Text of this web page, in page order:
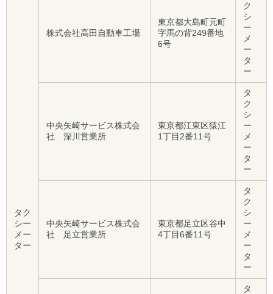
タク
シー
メー
ター
株式会社高田自動車工場
東京都大島町元町
字馬の背249番地
6号
ク
シ
ー
メ
ー
タ
ー
中央矢崎サービス株式会
社 深川営業所
東京都江東区猿江
1丁目2番11号
タ
ク
シ
ー
メ
ー
タ
ー
中央矢崎サービス株式会
社 足立営業所
東京都足立区谷中
4丁目6番11号
タ
ク
シ
ー
メ
ー
タ
ー
タ